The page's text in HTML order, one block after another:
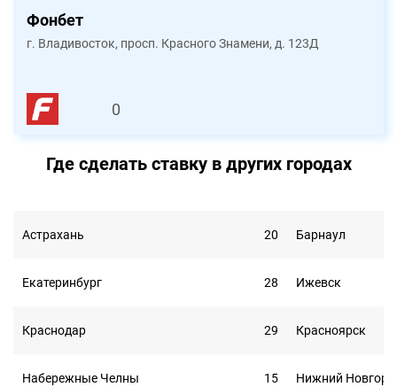
Фонбет
г. Владивосток, просп. Красного Знамени, д. 123Д
0
Где сделать ставку в других городах
Астрахань 20 Барнаул
Екатеринбург 28 Ижевск
Краснодар 29 Красноярск
Набережные Челны 15 Нижний